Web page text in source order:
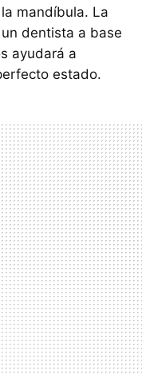
mandíbula. La
dentista a base
ayudará a
estado.